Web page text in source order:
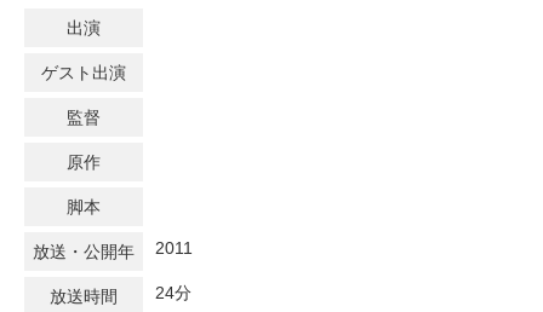
出演
ゲスト出演
監督
原作
脚本
放送・公開年 2011
放送時間 24分